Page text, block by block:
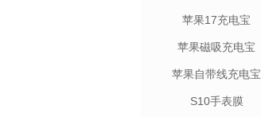
苹果17充电宝
苹果磁吸充电宝
苹果自带线充电宝
S10手表膜